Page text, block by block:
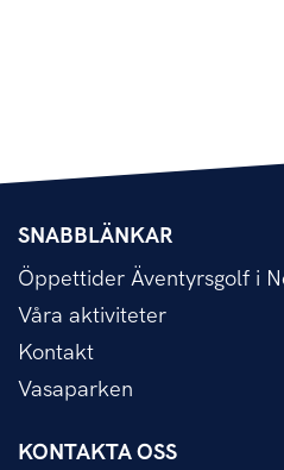
SNABBLÄNKAR
Öppettider Äventyrsgolf i
Våra aktiviteter
Kontakt
Vasaparken
KONTAKTA OSS